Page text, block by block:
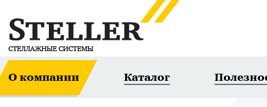
О компании Каталог